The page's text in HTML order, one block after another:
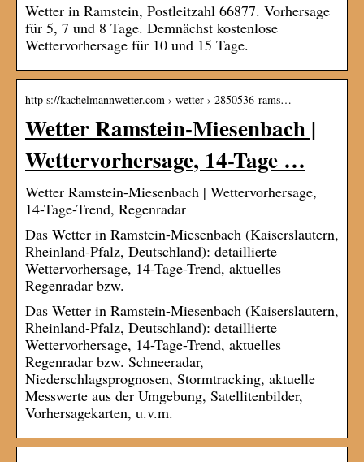
Wetter in Ramstein, Postleitzahl 66877. Vorhersage
für 5, 7 und 8 Tage. Demnächst kostenlose
Wettervorhersage für 10 und 15 Tage.
http s://kachelmannwetter.com › wetter › 2850536-rams…
Wetter Ramstein-Miesenbach |
Wettervorhersage, 14-Tage …
Wetter Ramstein-Miesenbach | Wettervorhersage,
14-Tage-Trend, Regenradar
Das Wetter in Ramstein-Miesenbach (Kaiserslautern,
Rheinland-Pfalz, Deutschland): detaillierte
Wettervorhersage, 14-Tage-Trend, aktuelles
Regenradar bzw.
Das Wetter in Ramstein-Miesenbach (Kaiserslautern,
Rheinland-Pfalz, Deutschland): detaillierte
Wettervorhersage, 14-Tage-Trend, aktuelles
Regenradar bzw. Schneeradar,
Niederschlagsprognosen, Stormtracking, aktuelle
Messwerte aus der Umgebung, Satellitenbilder,
Vorhersagekarten, u.v.m.